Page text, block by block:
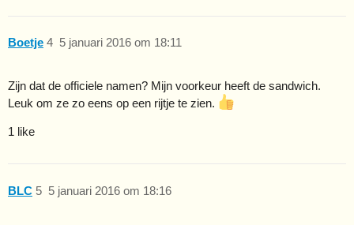
Boetje 5 januari 2016 om 18:11
4
Zijn dat de officiele namen? Mijn voorkeur heeft de sandwich.
Leuk om ze zo eens op een rijtje te zien.
1 like
BLC 5 januari 2016 om 18:16
5